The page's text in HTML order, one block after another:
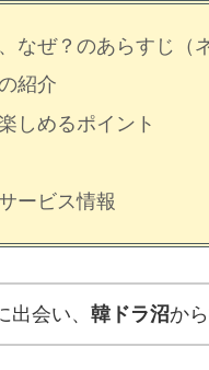
なぜ？のあらすじ（
紹介
しめるポイント
ービス情報
出会い、 韓ドラ沼か